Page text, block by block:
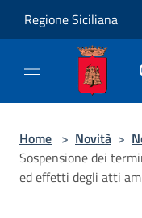
Regione Siciliana
Home > Novità >
Sospensione dei
ed effetti degli atti